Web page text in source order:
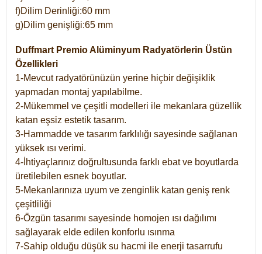
f)Dilim Derinliği:60 mm
g)Dilim genişliği:65 mm
Duffmart Premio Alüminyum Radyatörlerin Üstün
Özellikleri
1-Mevcut radyatörünüzün yerine hiçbir değişiklik
yapmadan montaj yapılabilme.
2-Mükemmel ve çeşitli modelleri ile mekanlara güzellik
katan eşsiz estetik tasarım.
3-Hammadde ve tasarım farklılığı sayesinde sağlanan
yüksek ısı verimi.
4-İhtiyaçlarınız doğrultusunda farklı ebat ve boyutlarda
üretilebilen esnek boyutlar.
5-Mekanlarınıza uyum ve zenginlik katan geniş renk
çeşitliliği
6-Özgün tasarımı sayesinde homojen ısı dağılımı
sağlayarak elde edilen konforlu ısınma
7-Sahip olduğu düşük su hacmi ile enerji tasarrufu